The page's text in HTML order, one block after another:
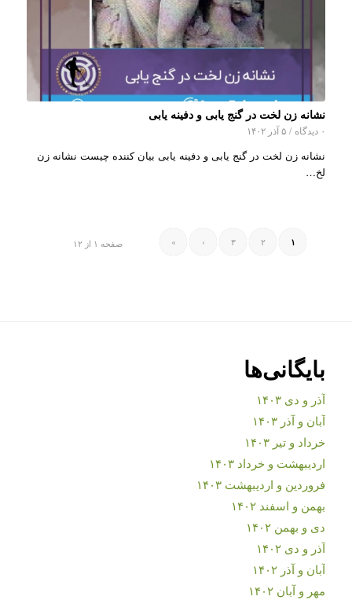
نشانه زن لخت در گنج یابی و دفینه یابی
۰ دیدگاه / ۵ آذر ۱۴۰۲
نشانه زن لخت در گنج یابی و دفینه یابی بیان کننده چیست نشانه زن
لخ…
صفحه ۱ از ۱۲ ۱ ۲ ۳ ›
»
بایگانی‌ها
آذر و دی ۱۴۰۳
آبان و آذر ۱۴۰۳
خرداد و تیر ۱۴۰۳
اردیبهشت و خرداد ۱۴۰۳
فروردین و اردیبهشت ۱۴۰۳
بهمن و اسفند ۱۴۰۲
دی و بهمن ۱۴۰۲
آذر و دی ۱۴۰۲
آبان و آذر ۱۴۰۲
مهر و آبان ۱۴۰۲